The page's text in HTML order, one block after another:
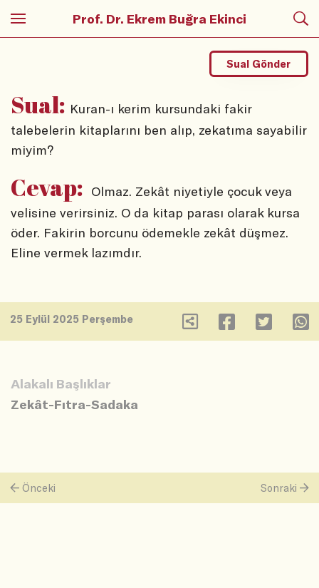
Prof. Dr. Ekrem Buğra Ekinci
Sual: Kuran-ı kerim kursundaki fakir
talebelerin kitaplarını ben alıp, zekatıma sayabilir
miyim?
Sual Gönder
Cevap: Olmaz. Zekât niyetiyle çocuk veya
velisine verirsiniz. O da kitap parası olarak kursa
öder. Fakirin borcunu ödemekle zekât düşmez.
Eline vermek lazımdır.
25 Eylül 2025 Perşembe
Alakalı Başlıklar
Zekât-Fıtra-Sadaka
Önceki Sonraki